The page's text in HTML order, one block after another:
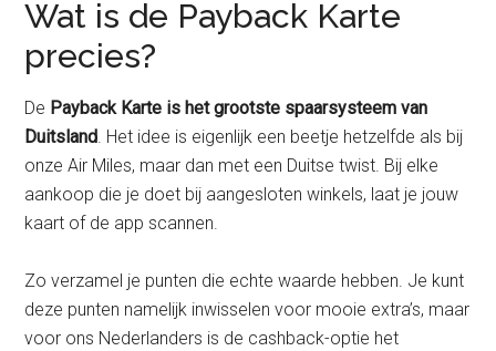
Wat is de Payback Karte
precies?
De Payback Karte is het grootste spaarsysteem van
Duitsland. Het idee is eigenlijk een beetje hetzelfde als bij
onze Air Miles, maar dan met een Duitse twist. Bij elke
aankoop die je doet bij aangesloten winkels, laat je jouw
kaart of de app scannen.
Zo verzamel je punten die echte waarde hebben. Je kunt
deze punten namelijk inwisselen voor mooie extra’s, maar
voor ons Nederlanders is de cashback-optie het